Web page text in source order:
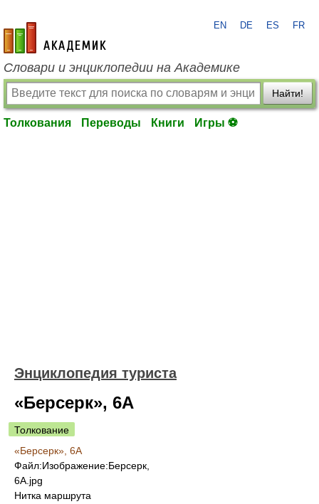
academic.ru
EN DE ES FR
Словари и энциклопедии на Академике
Найти!
Толкования Переводы Книги Игры ⚽
Энциклопедия туриста
«Берсерк», 6А
Толкование
«Берсерк», 6А
Файл:Изображение:Берсерк,
6А.jpg
Нитка маршрута